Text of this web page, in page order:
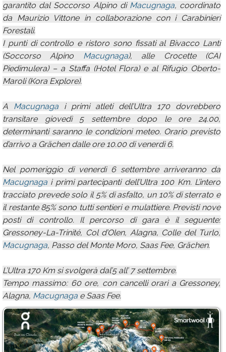
garantito dal Soccorso Alpino di Macugnaga, coordinato
da Maurizio Vittone in collaborazione con i Carabinieri
Forestali.
I punti di controllo e ristoro sono fissati al Bivacco Lanti
(Soccorso Alpino Macugnaga), alle Crocette (CAI
Piedimulera) – a Staffa (Hotel Flora) e al Rifugio Oberto-
Maroli (Kora Explore).
A Macugnaga i primi atleti dell’Ultra 170 dovrebbero
transitare giovedì 5 settembre dopo le ore 24.00,
determinanti saranno le condizioni meteo. Orario previsto
d’arrivo a Grächen dalle ore 10.00 di venerdì 6.
Nel pomeriggio di venerdì 6 settembre arriveranno da
Macugnaga i primi partecipanti dell’Ultra 100 Km. L’intero
tracciato prevede solo il 5% di asfalto, un 10% di sterrato e
il restante 85% sono tutti sentieri e mulattiere. Previsti nove
posti di controllo. Il percorso di gara è il seguente:
Gressoney-La-Trinité, Col d’Olen, Alagna, Colle del Turlo,
Macugnaga, Passo del Monte Moro, Saas Fee, Grächen.
L’Ultra 170 Km si svolgerà dal’5 all’ 7 settembre.
Tempo massimo: 60 ore, con cancelli orari a Gressoney,
Alagna, Macugnaga e Saas Fee.